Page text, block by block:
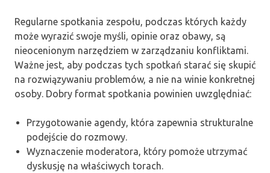
Regularne spotkania zespołu, podczas których każdy
może wyrazić swoje myśli, opinie oraz obawy, są
nieocenionym narzędziem w zarządzaniu konfliktami.
Ważne jest, aby podczas tych spotkań starać się skupić
na rozwiązywaniu problemów, a nie na winie konkretnej
osoby. Dobry format spotkania powinien uwzględniać:
Przygotowanie agendy, która zapewnia strukturalne
podejście do rozmowy.
Wyznaczenie moderatora, który pomoże utrzymać
dyskusję na właściwych torach.